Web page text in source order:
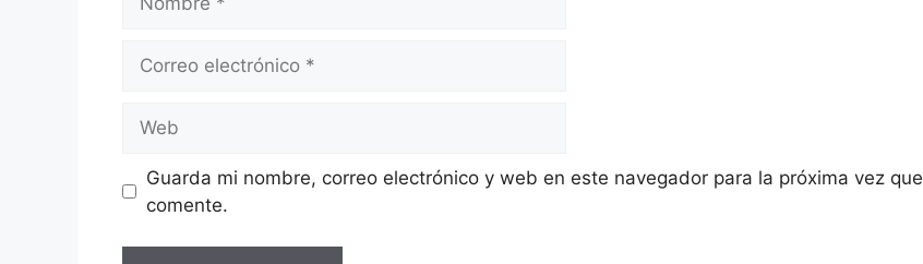
Guarda mi nombre, correo electrónico y web en este navegador para la próxima vez que
comente.